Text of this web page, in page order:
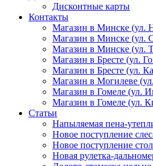
Дисконтные карты
Контакты
Магазин в Минске (ул.
Магазин в Минске (ул.
Магазин в Минске (ул.
Магазин в Бресте (ул.
Магазин в Бресте (ул.
Магазин в Могилеве
Магазин в Гомеле (ул.
Магазин в Гомеле (ул.
Статьи
Напыляемая пена-
Новое поступление
Новое поступление
Новая рулетка-